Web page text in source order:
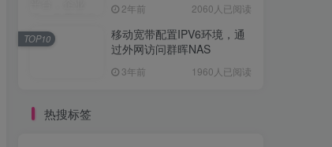
2年前 2060人已阅读
移动宽带配置IPV6环境，通
过外网访问群晖NAS
3年前 1960人已阅读
TOP10
热搜标签
爱快(ikuai)路由系统、云平
台，企业版、免费版功能对
比2年前 2060人已阅读
移动宽带配置IPV6环境，通